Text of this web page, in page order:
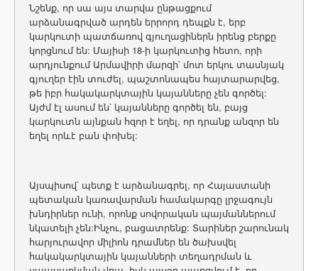
Նշենք, որ սա այս տարվա ընթացքում
արձանագրված արդեն երրորդ դեպքն է, երբ
կարկուտի պատճառով գյուղացիներն իրենց բերքը
կորցնում են: Մայիսի 18-ի կարկուտից հետո, որի
արդյունքում Արմավիրի մարզի՝ մոտ երկու տասնյակ
գյուղեր էին տուժել, պաշտոնապես հայտարարվեց,
թե իբր հակակարկտային կայանները չեն գործել:
Այժմ էլ ասում են՝ կայանները գործել են, բայց
կարկուտն այնքան հզոր է եղել, որ դրանք անզոր են
եղել որևէ բան փոխել:
Այսպիսով՝ պետք է արձանագրել, որ Հայաստանի
պետական կառավարման համակարգը լրջագույն
խնդիրներ ունի, որոնք սովորական պայմաններում
նկատելի չեն:Ինչու, բացատրենք: Տարիներ շարունակ
հարյուրավոր միլիոն դրամներ են ծախսվել
հակակարկտային կայանների տեղադրման և